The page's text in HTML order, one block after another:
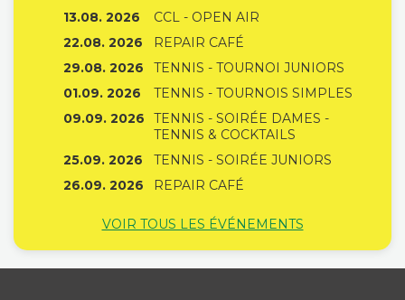
13.08. 2026
CCL - OPEN AIR
22.08. 2026
REPAIR CAFÉ
29.08. 2026
TENNIS - TOURNOI JUNIORS
01.09. 2026
TENNIS - TOURNOIS SIMPLES
09.09. 2026
TENNIS - SOIRÉE DAMES -
TENNIS & COCKTAILS
25.09. 2026
TENNIS - SOIRÉE JUNIORS
26.09. 2026
REPAIR CAFÉ
VOIR TOUS LES ÉVÉNEMENTS